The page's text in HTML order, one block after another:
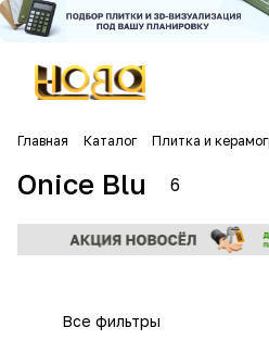
Главная Каталог Плитка и
Onice Blu 6
Все фильтры